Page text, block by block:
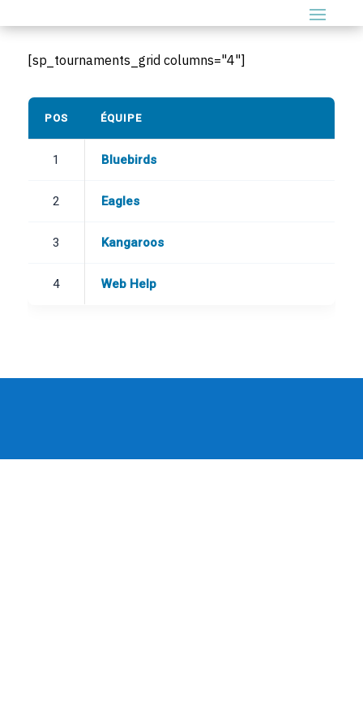
[sp_tournaments_grid columns="4"]
POS ÉQUIPE
1 Bluebirds
2 Eagles
3 Kangaroos
4 Web Help